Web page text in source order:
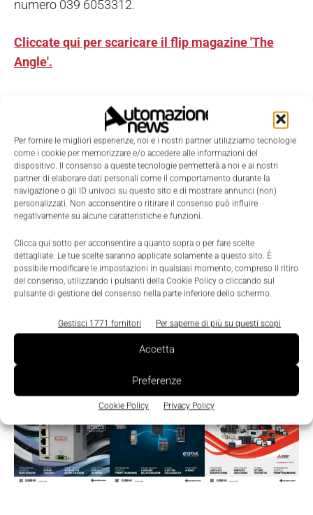
Per fornire le migliori esperienze, noi e i nostri partner utilizziamo tecnologie
come i cookie per memorizzare e/o accedere alle informazioni del
dispositivo. Il consenso a queste tecnologie permetterà a noi e ai nostri
partner di elaborare dati personali come il comportamento durante la
navigazione o gli ID univoci su questo sito e di mostrare annunci (non)
personalizzati. Non acconsentire o ritirare il consenso può influire
negativamente su alcune caratteristiche e funzioni.
Clicca qui sotto per acconsentire a quanto sopra o per fare scelte
dettagliate. Le tue scelte saranno applicate solamente a questo sito. È
possibile modificare le impostazioni in qualsiasi momento, compreso il ritiro
del consenso, utilizzando i pulsanti della Cookie Policy o cliccando sul
pulsante di gestione del consenso nella parte inferiore dello schermo.
Gestisci 1771 fornitori Per saperne di più su questi scopi
Accetta
Preferenze
Cookie Policy Privacy Policy
numero 039 6053312.
Cliccate qui per scaricare il flip magazine 'The
Angle'.